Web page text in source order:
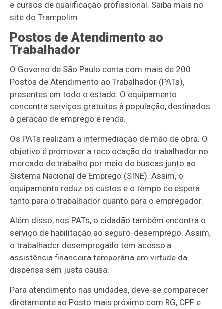
e cursos de qualificação profissional. Saiba mais no
site do Trampolim.
Postos de Atendimento ao
Trabalhador
O Governo de São Paulo conta com mais de 200
Postos de Atendimento ao Trabalhador (PATs),
presentes em todo o estado. O equipamento
concentra serviços gratuitos à população, destinados
à geração de emprego e renda.
Os PATs realizam a intermediação de mão de obra. O
objetivo é promover a recolocação do trabalhador no
mercado de trabalho por meio de buscas junto ao
Sistema Nacional de Emprego (SINE). Assim, o
equipamento reduz os custos e o tempo de espera
tanto para o trabalhador quanto para o empregador.
Além disso, nos PATs, o cidadão também encontra o
serviço de habilitação ao seguro-desemprego. Assim,
o trabalhador desempregado tem acesso a
assistência financeira temporária em virtude da
dispensa sem justa causa.
Para atendimento nas unidades, deve-se comparecer
diretamente ao Posto mais próximo com RG, CPF e